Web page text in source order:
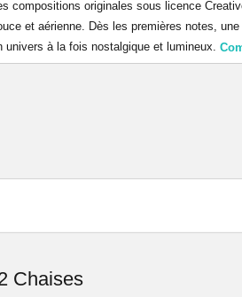
compositions originales sous licence
et aérienne. Dès les premières notes,
univers à la fois nostalgique et lumineux.
Chaises